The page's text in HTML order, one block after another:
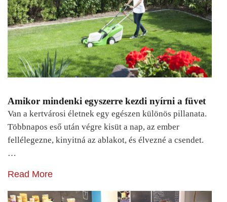
Amikor mindenki egyszerre kezdi nyírni a füvet
Van a kertvárosi életnek egy egészen különös pillanata.
Többnapos eső után végre kisüt a nap, az ember
fellélegezne, kinyitná az ablakot, és élvezné a csendet.
…
Read More